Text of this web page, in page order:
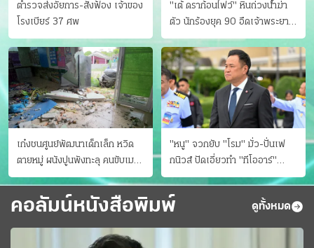
ตำรวจส่งอัยการ-สั่งฟ้อง เจ้าของ
โรงเบียร์ 37 ศพ
"เต้ ดราก้อนไฟว์" หินถ่วงน้ำฆ่า
ตัว นักร้องยุค 90 อืดเจ้าพระยา
แฟนหาตัววุ่น เครียดธุรกิจ!
เก๋งชนศูนย์พัฒนาเด็กเล็ก หวิด
ตายหมู่ ผนังปูนพังทะลุ คนขับเมา
ยา
"หนู" จวกยับ "โรม" มั่ว-ปั่นเฟ
กนิวส์ ปัดเอี่ยวทํา "ทีโออาร์"
ต้นทางโกงสอบฉาว
คอลัมน์หนังสือพิมพ์ ดูทั้งหมด